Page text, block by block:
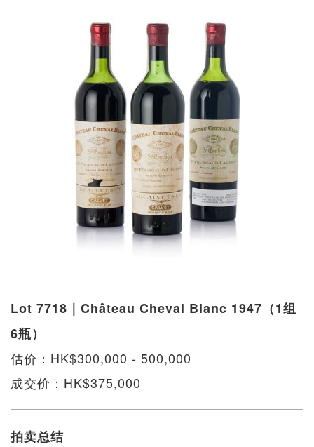
Lot 7718｜Château Cheval Blanc 1947（1组
6瓶）
估价：HK$300,000 - 500,000
成交价：HK$375,000
拍卖总结